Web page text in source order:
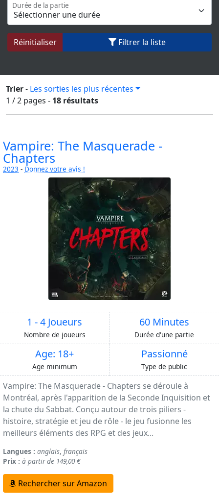
Durée de la partie
Réinitialiser Filtrer la liste
Trier- Les sorties les plus récentes
1 / 2 pages - 18 résultats
Vampire: The Masquerade -
Chapters
2023 - Donnez votre avis !
1 - 4 Joueurs
Nombre de joueurs
60 Minutes
Durée d'une partie
Age: 18+
Age minimum
Passionné
Type de public
Vampire: The Masquerade - Chapters se déroule à
Montréal, après l'apparition de la Seconde Inquisition et
la chute du Sabbat. Conçu autour de trois piliers -
histoire, stratégie et jeu de rôle - le jeu fusionne les
meilleurs éléments des RPG et des jeux...
Langues : anglais, français
Prix : à partir de 149,00 €
Rechercher sur Amazon